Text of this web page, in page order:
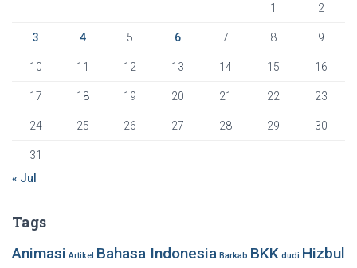
1 2
3 4 5 6 7 8 9
10 11 12 13 14 15 16
17 18 19 20 21 22 23
24 25 26 27 28 29 30
31
« Jul
Tags
Animasi Artikel Bahasa Indonesia Barkab BKK dudi Hizbul